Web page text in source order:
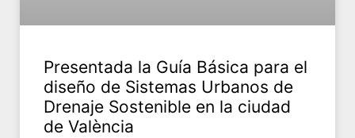
Presentada la Guía Básica para el
diseño de Sistemas Urbanos de
Drenaje Sostenible en la ciudad
de València